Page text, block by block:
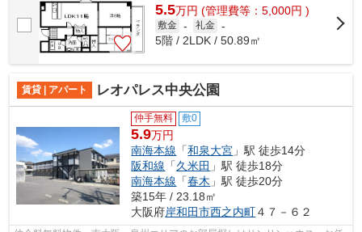
5.5万円 (管理費等：5,000円 )
敷金 - 礼金 -
5階 / 2LDK / 50.89㎡
賃貸 | アパート レオパレス中央公園
仲手無料 敷0
5.9万円
南海本線 「和泉大宮 」駅 徒歩14分
阪和線 「久米田 」駅 徒歩18分
南海本線 「春木 」駅 徒歩20分
築15年 / 23.18㎡
大阪府岸和田市西之内町４７－６２